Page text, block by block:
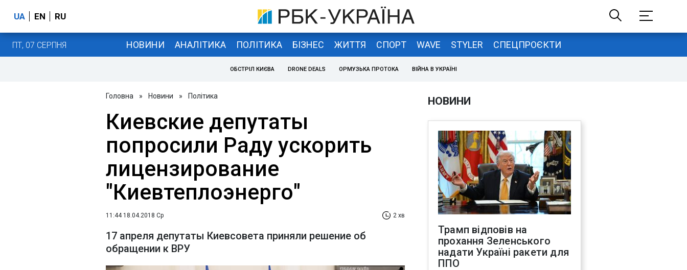
UA EN RU
ПТ, 07 СЕРПНЯ НОВИНИ АНАЛІТИКА ПОЛІТИКА БІЗНЕС ЖИТТЯ СПОРТ WAVE STYLER СПЕЦПРОЄКТИ
ОБСТРІЛ КИЄВА DRONE DEALS ОРМУЗЬКА ПРОТОКА ВІЙНА В УКРАЇНІ
Головна » Новини » Політика
Киевские депутаты
попросили Раду ускорить
лицензирование
"Киевтеплоэнерго"
11:44 18.04.2018 Ср 2 хв
17 апреля депутаты Киевсовета приняли решение об
обращении к ВРУ
НОВИНИ
Трамп відповів на
прохання Зеленського
надати Україні ракети для
ППО